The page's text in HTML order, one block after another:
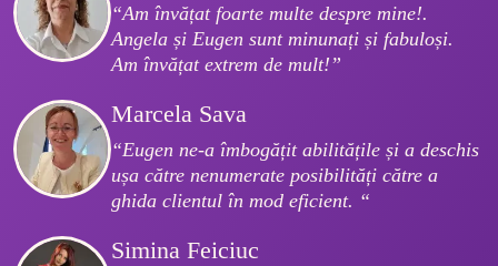
“Am învățat foarte multe despre mine!.
Angela și Eugen sunt minunați și fabuloși.
Am învățat extrem de mult!”
Marcela Sava
“Eugen ne-a îmbogățit abilitățile și a deschis
ușa către nenumerate posibilități către a
ghida clientul în mod eficient. “
Simina Feiciuc